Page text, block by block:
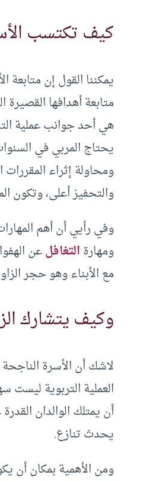
كيف تكتسب
يمكننا القول إن متابعة
متابعة أهدافها القصيرة
هي أحد جوانب عملية
يحتاج المربي في
ومحاولة إثراء
والتحفيز أعلى، وتكون
وفي رأيي أن أهم
ومهارةالتغافلعن
مع الأبناء وهو حجر
وكيف يتشارك
لاشك أن الأسرة
العملية التربوية ليست
أن يمتلك الوالدان
يحدث تنازع.
ومن الأهمية بمكان أن